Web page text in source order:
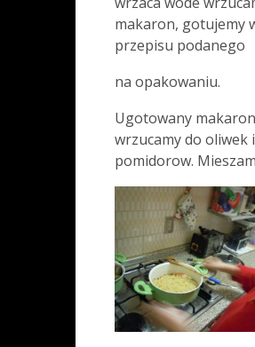
makaron, gotujemy
przepisu podanego
na opakowaniu.
Ugotowany makaron
wrzucamy do oliwek i
pomidorow.